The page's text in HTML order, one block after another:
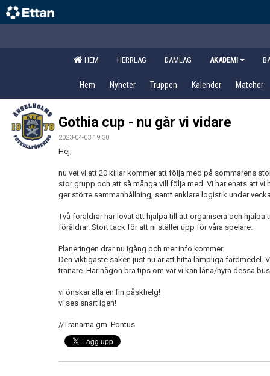
HEM HERRLAG DAMLAG AKADEMI
Hem Nyheter Truppen Kalender Matcher
Gothia cup - nu går vi vidare
2023-04-03 19:30
Hej,
nu vet vi att 20 killar kommer att följa med på sommarens
stor grupp och att så många vill följa med. Vi har enats att
ger större sammanhållning, samt enklare logistik under
Två föräldrar har lovat att hjälpa till att organisera och
föräldrar. Stort tack för att ni ställer upp för våra spelare.
Planeringen drar nu igång och mer info kommer.
Den viktigaste saken just nu är att hitta lämpliga färdmedel.
tränare. Har någon bra tips om var vi kan låna/hyra dessa
vi önskar alla en fin påskhelg!
vi ses snart igen!
//Tränarna gm. Pontus